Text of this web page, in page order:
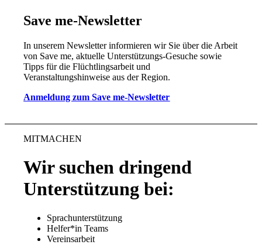
Save me-Newsletter
In unserem Newsletter informieren wir Sie über die Arbeit
von Save me, aktuelle Unterstützungs-Gesuche sowie
Tipps für die Flüchtlingsarbeit und
Veranstaltungshinweise aus der Region.
Anmeldung zum Save me-Newsletter
MITMACHEN
Wir suchen dringend
Unterstützung bei:
Sprachunterstützung
Helfer*in Teams
Vereinsarbeit